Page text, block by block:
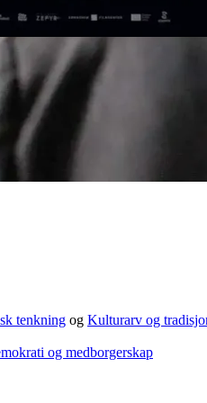
tenkning og Kulturarv og
og medborgerskap